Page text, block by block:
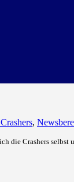
,
die Crashers